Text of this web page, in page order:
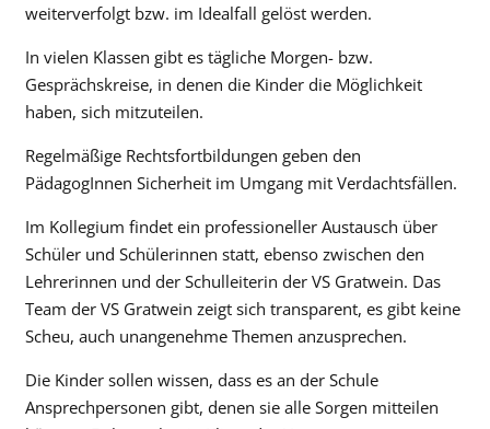
weiterverfolgt bzw. im Idealfall gelöst werden.
In vielen Klassen gibt es tägliche Morgen- bzw.
Gesprächskreise, in denen die Kinder die Möglichkeit
haben, sich mitzuteilen.
Regelmäßige Rechtsfortbildungen geben den
PädagogInnen Sicherheit im Umgang mit Verdachtsfällen.
Im Kollegium findet ein professioneller Austausch über
Schüler und Schülerinnen statt, ebenso zwischen den
Lehrerinnen und der Schulleiterin der VS Gratwein. Das
Team der VS Gratwein zeigt sich transparent, es gibt keine
Scheu, auch unangenehme Themen anzusprechen.
Die Kinder sollen wissen, dass es an der Schule
Ansprechpersonen gibt, denen sie alle Sorgen mitteilen